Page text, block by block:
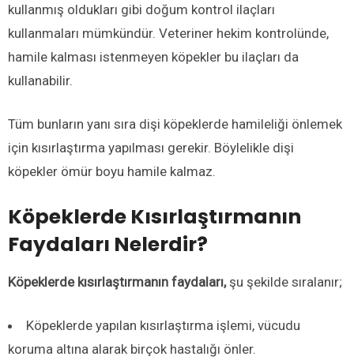
kullanmış oldukları gibi doğum kontrol ilaçları
kullanmaları mümkündür. Veteriner hekim kontrolünde,
hamile kalması istenmeyen köpekler bu ilaçları da
kullanabilir.
Tüm bunların yanı sıra dişi köpeklerde hamileliği önlemek
için kısırlaştırma yapılması gerekir. Böylelikle dişi
köpekler ömür boyu hamile kalmaz.
Köpeklerde Kısırlaştırmanın
Faydaları Nelerdir?
Köpeklerde kısırlaştırmanın faydaları, şu şekilde sıralanır;
Köpeklerde yapılan kısırlaştırma işlemi, vücudu
koruma altına alarak birçok hastalığı önler.